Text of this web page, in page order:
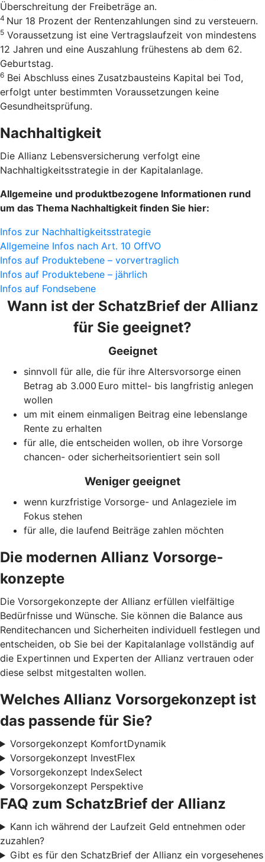
Überschreitung der Freibeträge an.
4 Nur 18 Pro­zent der Ren­ten­zah­lun­gen sind zu versteu­ern.
5 Voraussetzung ist eine Vertrags­laufzeit von mindestens
12 Jahren und eine Auszahlung frühestens ab dem 62.
Geburtstag.
6 Bei Abschluss eines Zusatzbausteins Kapital bei Tod,
erfolgt unter bestimmten Voraussetzungen keine
Gesundheitsprüfung.
Nachhaltigkeit
Die Allianz Lebensversicherung verfolgt eine
Nachhaltigkeitsstrategie in der Kapitalanlage.
Allgemeine und produktbezogene Informationen rund
um das Thema Nachhaltigkeit finden Sie hier:
Infos zur Nachhaltigkeitsstrategie
Allgemeine Infos nach Art. 10 OffVO
Infos auf Produktebene – vorvertraglich
Infos auf Produktebene – jährlich
Infos auf Fondsebene
Wann ist der SchatzBrief der Allianz
für Sie geeignet?
Geeignet
sinnvoll für alle, die für ihre Altersvorsorge einen
Betrag ab 3.000 Euro mittel- bis langfristig anlegen
wollen
um mit einem einmaligen Beitrag eine lebenslange
Rente zu erhalten
für alle, die entscheiden wollen, ob ihre Vorsorge
chancen- oder sicherheitsorientiert sein soll
Weniger geeignet
wenn kurzfristige Vorsorge- und Anlageziele im
Fokus stehen
für alle, die laufend Beiträge zahlen möchten
Die modernen Allianz Vorsorge­
konzepte
Die Vorsorgekonzepte der Allianz erfüllen vielfältige
Bedürfnisse und Wünsche. Sie können die Balance aus
Renditechancen und Sicherheiten individuell festlegen und
entscheiden, ob Sie bei der Kapitalanlage vollständig auf
die Expertinnen und Experten der Allianz vertrauen oder
diese selbst mitgestalten wollen.
Welches Allianz Vorsorgekonzept ist
das passende für Sie?
Vorsorgekonzept KomfortDynamik
Vorsorgekonzept InvestFlex
Vorsorgekonzept IndexSelect
Vorsorgekonzept Perspektive
FAQ zum SchatzBrief der Allianz
Kann ich während der Laufzeit Geld entnehmen oder
zuzahlen?
Gibt es für den SchatzBrief der Allianz ein vorgesehenes